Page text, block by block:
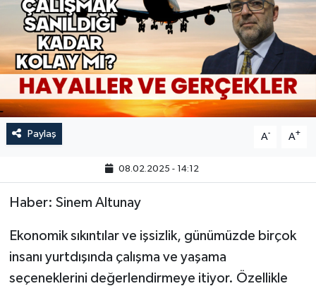
Paylaş A- A+
08.02.2025 - 14:12
Haber: Sinem Altunay
Ekonomik sıkıntılar ve işsizlik, günümüzde birçok
insanı yurtdışında çalışma ve yaşama
seçeneklerini değerlendirmeye itiyor. Özellikle